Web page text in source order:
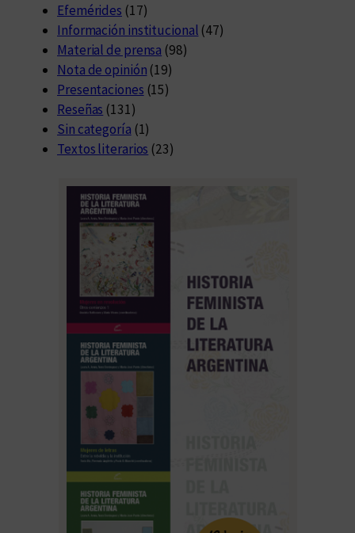
Efemérides (17)
Información institucional (47)
Material de prensa (98)
Nota de opinión (19)
Presentaciones (15)
Reseñas (131)
Sin categoría (1)
Textos literarios (23)